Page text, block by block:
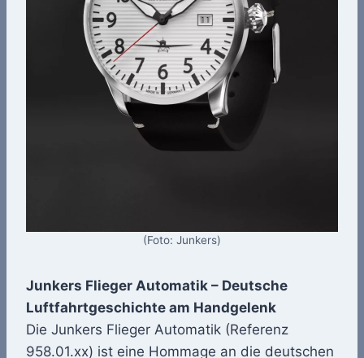
(Foto: Junkers)
Junkers Flieger Automatik – Deutsche
Luftfahrtgeschichte am Handgelenk
Die Junkers Flieger Automatik (Referenz
958.01.xx) ist eine Hommage an die deutschen